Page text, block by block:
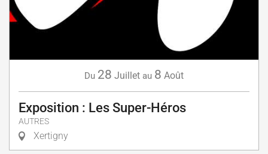
Du 28 Juillet au 8 Août
Exposition : Les Super-Héros
AUTRES
Xertigny